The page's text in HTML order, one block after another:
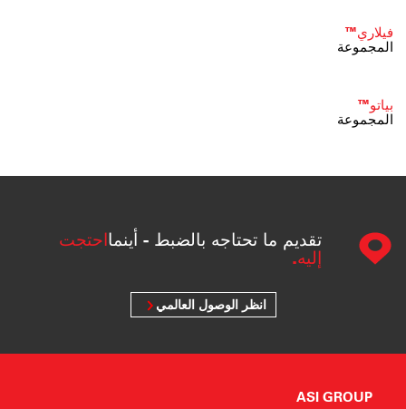
فيلاري™
المجموعة
بياتو™
المجموعة
تقديم ما تحتاجه بالضبط - أينمااحتجت
إليه.
انظر الوصول العالمي
ASI GROUP